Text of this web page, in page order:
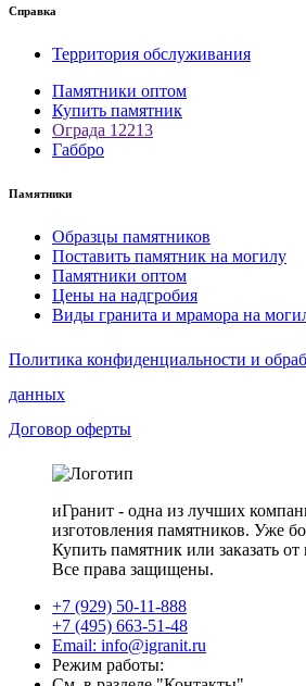
Справка
Территория обслуживания
Памятники оптом
Купить памятник
Ограда 12213
Габбро
Памятники
Образцы памятников
Поставить памятник на могилу
Памятники оптом
Цены на надгробия
Виды гранита и мрамора на
Политика конфиденциальности и
данных
Договор оферты
иГранит - одна из лучших
изготовления памятников. Уже
Купить памятник или заказать от
Все права защищены.
+7 (929) 50-11-888
+7 (495) 663-51-48
Email: info@igranit.ru
Режим работы: